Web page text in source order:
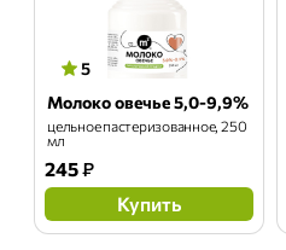
5
Молоко овечье 5,0-9,9%
цельное пастеризованное, 250
мл
245₽
Купить